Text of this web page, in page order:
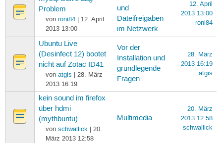
Problem
von roni84| 12. April
2013 13:00
und
Dateifreigaben
im Netzwerk
12. April
2013 13:00
roni84
Ubuntu Live
(Desinfect 12) bootet
nicht auf Zotac ID41
von atgis | 28. März
2013 16:19
Vor der
Installation und
grundlegende
Fragen
28. März
2013 16:19
atgis
kein sound im firefox
über hdmi
(mythbuntu)
von schwallick| 20.
März 2013 12:58
Multimedia
20. März
2013 12:58
schwallick